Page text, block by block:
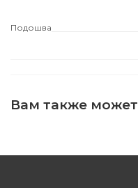
Подошва
Вам также